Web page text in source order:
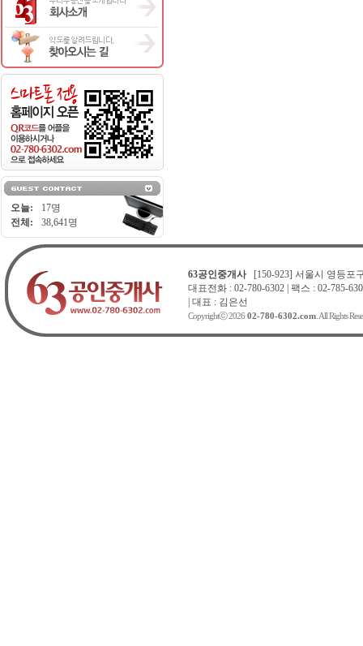
오늘:
17명
전체:
38,641명
63공인중개사[150-923] 서울시 영등포
대표전화 : 02-780-6302 | 팩스 : 02-785-
| 대표 : 김은선
Copyrightⓒ 2026 02-780-6302.com. All Rights